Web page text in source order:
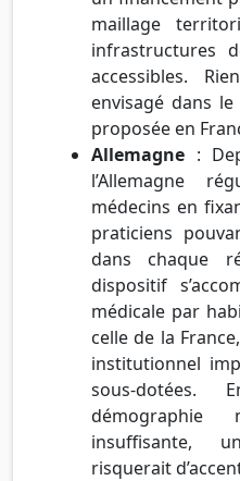
maillage
infrastructures
accessibles.
envisagé dans
proposée en
Allemagne :
l’Allemagne
médecins en
praticiens
dans chaque
dispositif
médicale par
celle de la
institutionnel
sous-
insuffisante,
risquerait